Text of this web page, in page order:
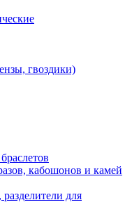
гвоздики)
кабошонов и камей
для